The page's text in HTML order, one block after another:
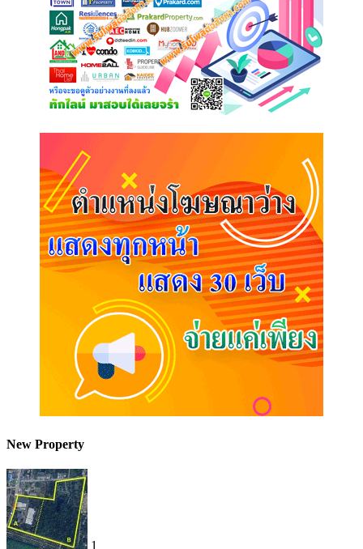
New Property
1